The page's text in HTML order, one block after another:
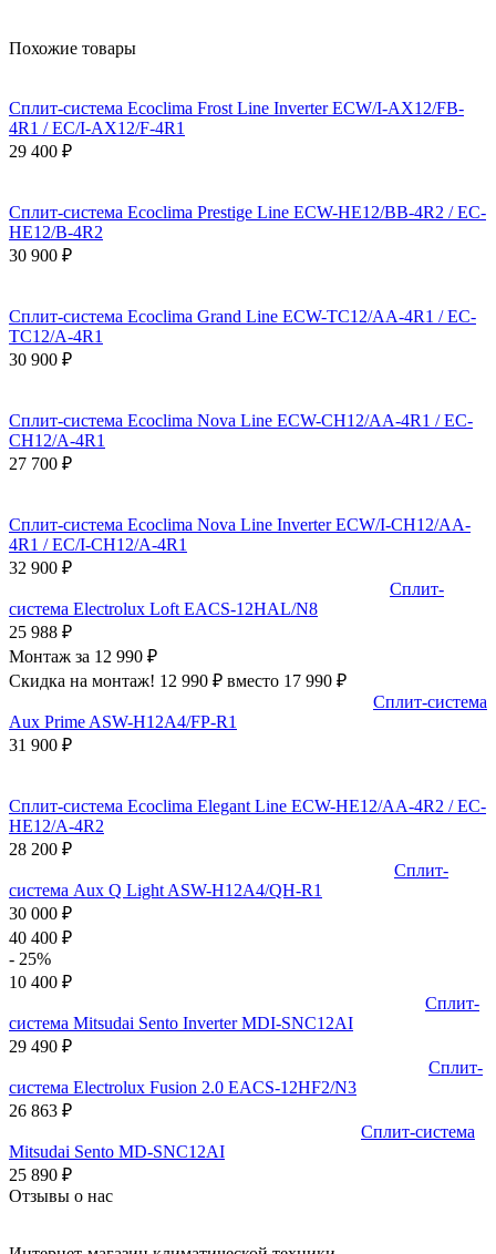
Похожие товары
Сплит-система Ecoclima Frost Line Inverter ECW/I-AX12/FB-
4R1 / EC/I-AX12/F-4R1
29 400 ₽
Сплит-система Ecoclima Prestige Line ECW-HE12/BB-4R2 / EC-
HE12/B-4R2
30 900 ₽
Сплит-система Ecoclima Grand Line ECW-TC12/AA-4R1 / EC-
TC12/A-4R1
30 900 ₽
Сплит-система Ecoclima Nova Line ECW-CH12/AA-4R1 / EC-
CH12/A-4R1
27 700 ₽
Сплит-система Ecoclima Nova Line Inverter ECW/I-CH12/AA-
4R1 / EC/I-CH12/A-4R1
32 900 ₽
Сплит-
система Electrolux Loft EACS-12HAL/N8
25 988 ₽
Монтаж за 12 990 ₽
Скидка на монтаж! 12 990 ₽ вместо 17 990 ₽
Сплит-система
Aux Prime ASW-H12A4/FP-R1
31 900 ₽
Сплит-система Ecoclima Elegant Line ECW-HE12/AA-4R2 / EC-
HE12/A-4R2
28 200 ₽
Сплит-
система Aux Q Light ASW-H12A4/QH-R1
30 000 ₽
40 400 ₽
- 25%
10 400 ₽
Сплит-
система Mitsudai Sento Inverter MDI-SNC12AI
29 490 ₽
Сплит-
система Electrolux Fusion 2.0 EACS-12HF2/N3
26 863 ₽
Сплит-система
Mitsudai Sento MD-SNC12AI
25 890 ₽
Отзывы о нас